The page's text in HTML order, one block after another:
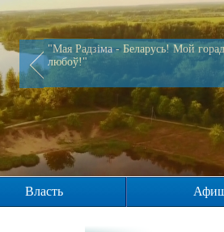
"Мая Радзiма - Беларусь! Мой
любоў!"
Власть